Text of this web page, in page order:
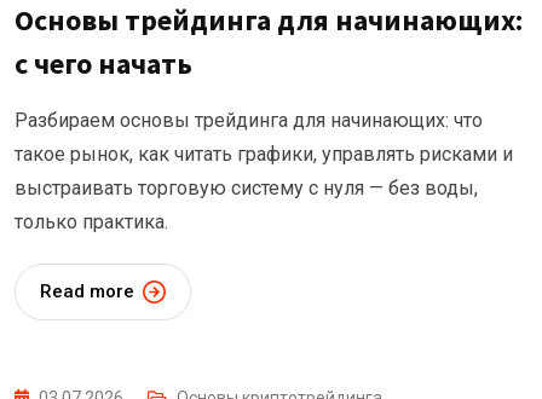
Основы трейдинга для начинающих:
с чего начать
Разбираем основы трейдинга для начинающих: что
такое рынок, как читать графики, управлять рисками и
выстраивать торговую систему с нуля — без воды,
только практика.
Read more